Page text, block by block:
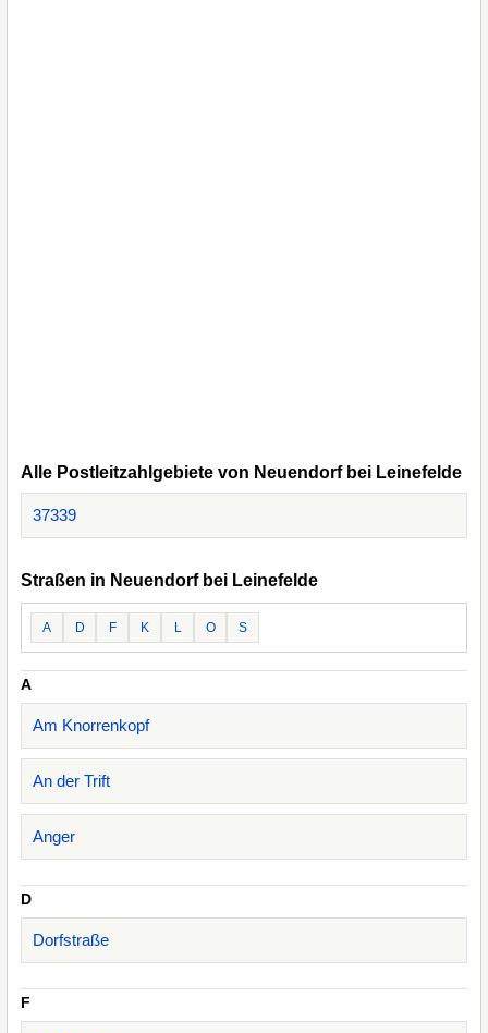
Alle Postleitzahlgebiete von Neuendorf bei Leinefelde
37339
Straßen in Neuendorf bei Leinefelde
A D F K L O S
A
Am Knorrenkopf
An der Trift
Anger
D
Dorfstraße
F